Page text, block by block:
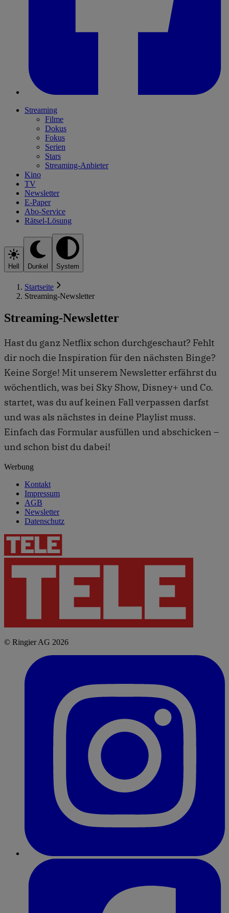
Streaming
Filme
Dokus
Fokus
Serien
Stars
Streaming-Anbieter
Kino
TV
Newsletter
E-Paper
Abo-Service
Rätsel-Lösung
Hell Dunkel System
Startseite
Streaming-Newsletter
Streaming-Newsletter
Hast du ganz Netflix schon durchgeschaut? Fehlt
dir noch die Inspiration für den nächsten Binge?
Keine Sorge! Mit unserem Newsletter erfährst du
wöchentlich, was bei Sky Show, Disney+ und Co.
startet, was du auf keinen Fall verpassen darfst
und was als nächstes in deine Playlist muss.
Einfach das Formular ausfüllen und abschicken –
und schon bist du dabei!
Werbung
Kontakt
Impressum
AGB
Newsletter
Datenschutz
© Ringier AG 2026